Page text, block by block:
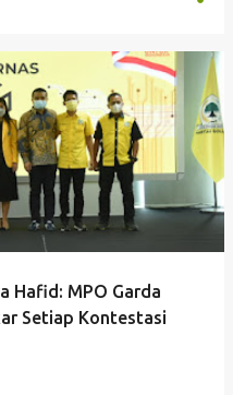
Hafid: MPO Garda
Setiap Kontestasi